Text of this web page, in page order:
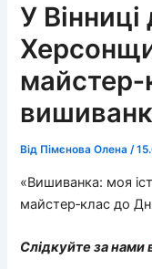
У
Від Пімєнова Олена/
«Вишиванка: моя
майстер‑клас до
Слідкуйте за нами